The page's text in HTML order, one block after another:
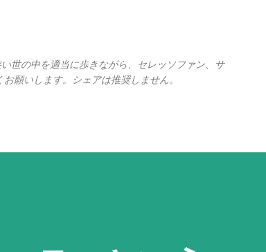
世の中を適当に歩きながら、セレッソファン、サ
願いします。シェアは推奨しません。